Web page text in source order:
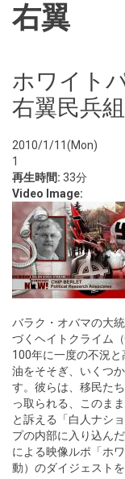
右翼
ホワイト
右翼民兵
2010/1/11(Mon)
1
再生時間: 33分
Video Image:
バラク・オバマの大
づくヘイトクライム
100年に一度の不況
油をそそぎ、いくつ
す。彼らは、移民た
っ取られる、このま
と訴える「白人ナシ
プの内部に入り込ん
による映像ルポ「ホ
動）のダイジェスト